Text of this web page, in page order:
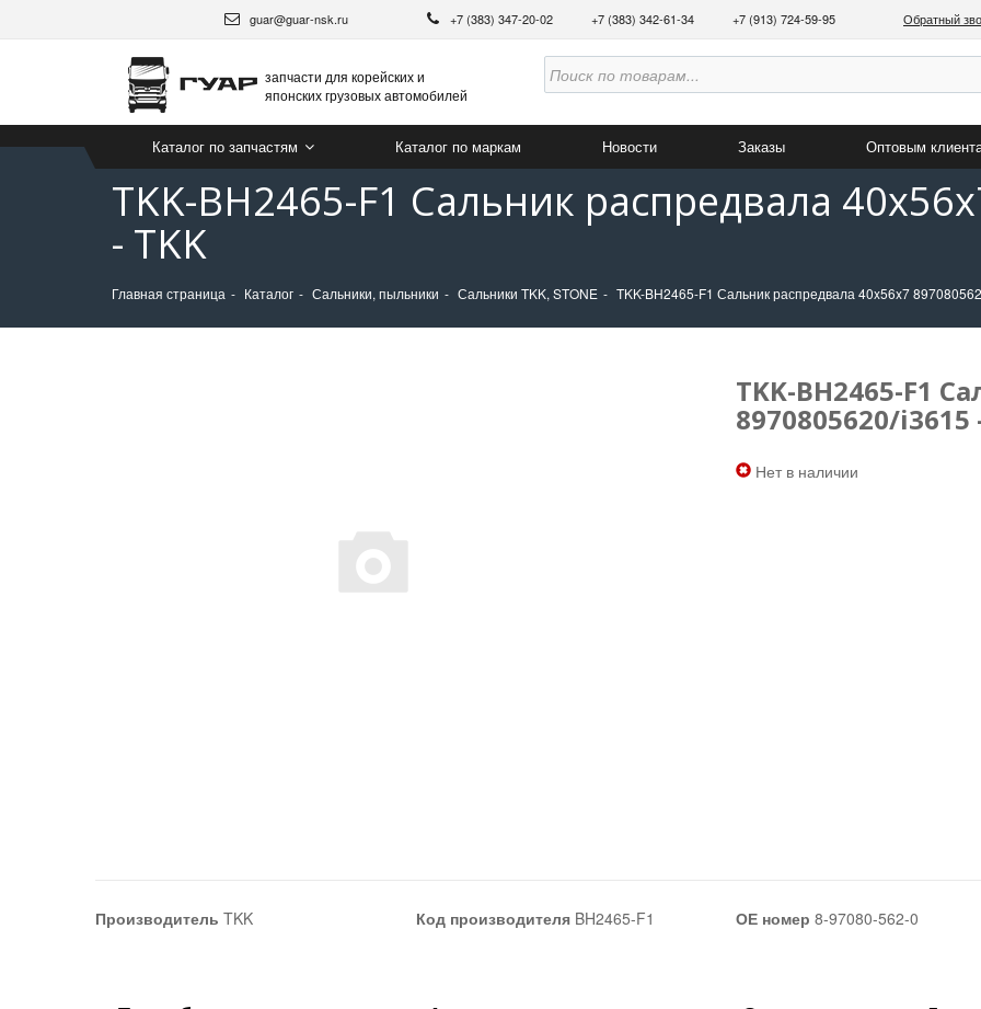
guar@guar-nsk.ru +7 (383) 347-20-02 +7 (383) 342-61-34 +7 (913) 724-59-95 Обратный
запчасти для корейских и
японских грузовых автомобилей
Каталог по запчастям Каталог по маркам Новости Заказы Оптовым
TKK-BH2465-F1 Сальник распредвала
- TKK
Главная страница Каталог Сальники, пыльники Сальники TKK, STONE TKK-BH2465-F1 Сальник распредвала 40x56x7
TKK-BH2465-F1
8970805620/i3615
Нет в наличии
Производитель TKK Код производителяBH2465-F1 ОЕ номер 8-97080-562-0